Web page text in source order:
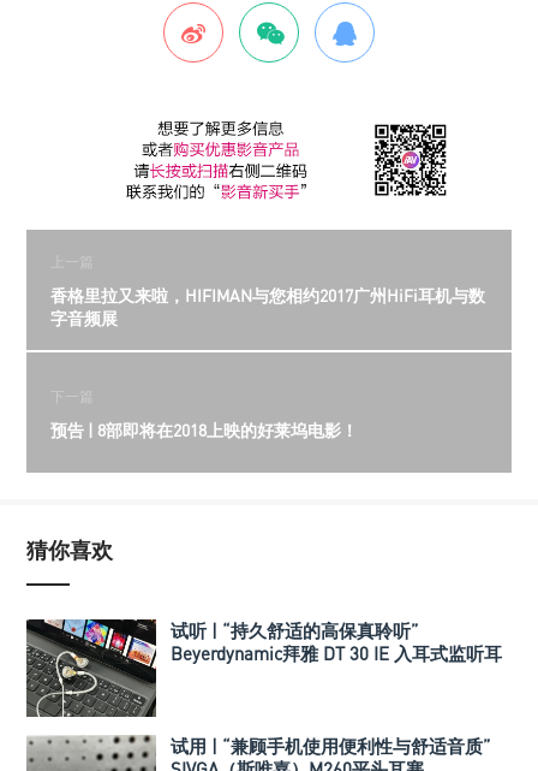
上一篇
香格里拉又来啦，HIFIMAN与您相约2017广州HiFi耳机与数
字音频展
下一篇
预告 | 8部即将在2018上映的好莱坞电影！
猜你喜欢
试听 | “持久舒适的高保真聆听”
Beyerdynamic拜雅 DT 30 IE 入耳式监听耳
试用 | “兼顾手机使用便利性与舒适音质”